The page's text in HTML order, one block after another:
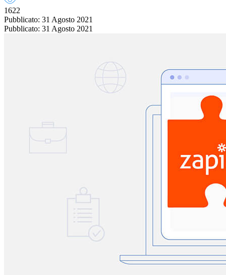
1622
Pubblicato: 31 Agosto 2021
Pubblicato: 31 Agosto 2021